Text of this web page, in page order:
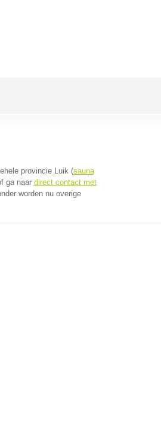
provincie Luik (sauna
ga naar direct contact met
worden nu overige